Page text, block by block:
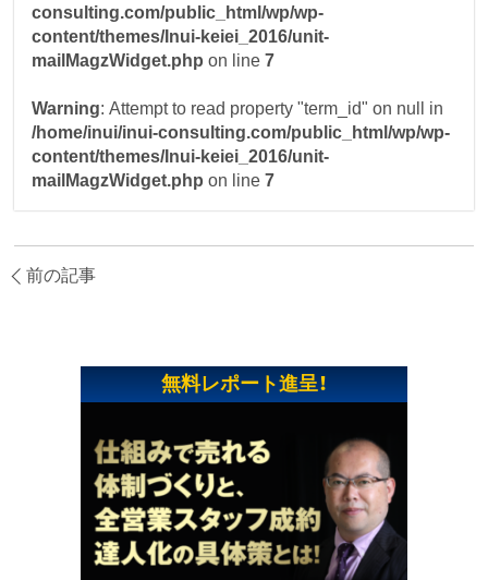
consulting.com/public_html/wp/wp-
content/themes/Inui-keiei_2016/unit-
mailMagzWidget.php on line7
Warning : Attempt to read property "term_id" on null in
/home/inui/inui-consulting.com/public_html/wp/wp-
content/themes/Inui-keiei_2016/unit-
mailMagzWidget.php on line7
前の記事
無料レポート進呈！